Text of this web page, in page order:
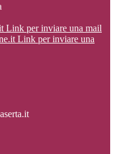
Link per inviare una mail
Link per inviare una